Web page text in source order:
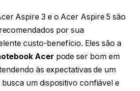
Aspire 3 e o Acer Aspire 5 são
por sua
custo-benefício. Eles são a
Acer pode ser bom em
às expectativas de um
um dispositivo confiável e